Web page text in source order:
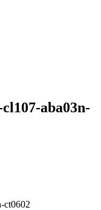
aba03n-
ct0602